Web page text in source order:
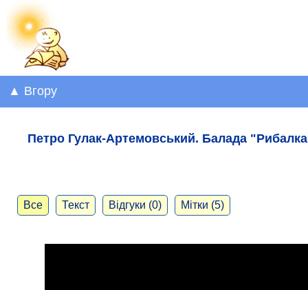
▲ Вгору
Петро Гулак-Артемовський. Балада
Все Текст Відгуки (0) Мітки (5)